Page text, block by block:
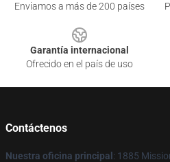
Enviamos a más de 200 países
Garantía internacional
Ofrecido en el país de uso
Contáctenos
Nuestra oficina principal : 1885